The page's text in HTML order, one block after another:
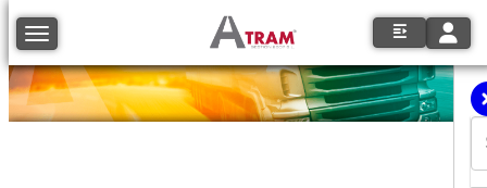
Toggle navigation